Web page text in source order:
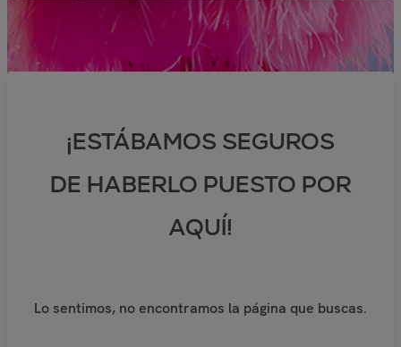
¡ESTÁBAMOS SEGUROS
DE HABERLO PUESTO POR
AQUÍ!
Lo sentimos, no encontramos la página que buscas.